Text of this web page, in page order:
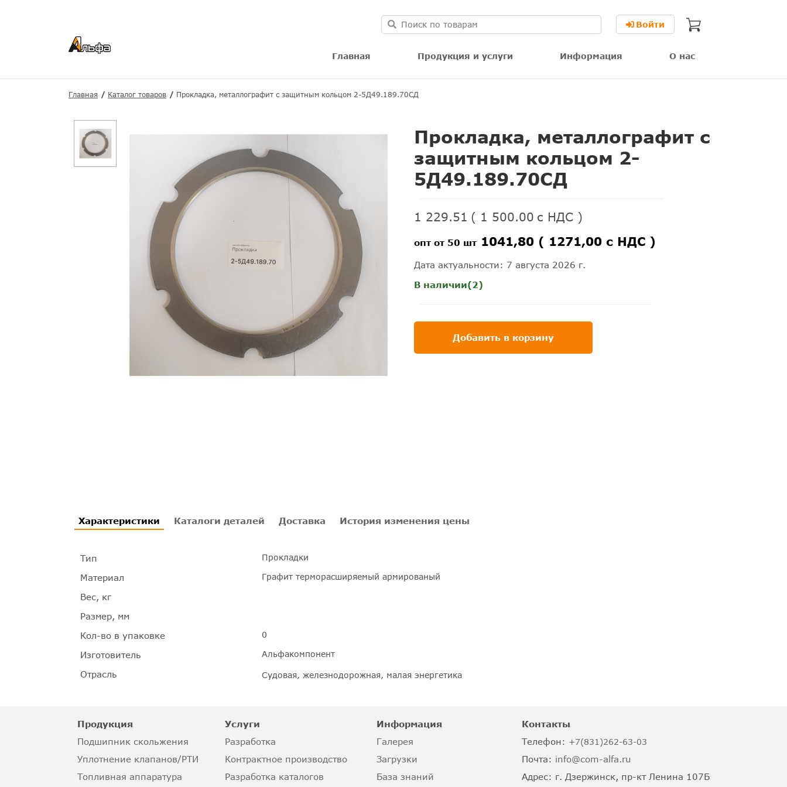
Войти
Главная Продукция и услуги Информация О нас
Главная Каталог товаров Прокладка, металлографит с защитным кольцом 2-5Д49.189.70СД
Прокладка, металлографит с
защитным кольцом 2-
5Д49.189.70СД
1 229.51 ( 1 500.00 с НДС )
опт от 50 шт 1041,80 ( 1271,00 с НДС )
Дата актуальности: 7 августа 2026 г.
В наличии(2)
Добавить в корзину
Характеристики Каталоги деталей Доставка История изменения цены
Тип Прокладки
Материал Графит терморасширяемый армированый
Вес, кг
Размер, мм
Кол-во в упаковке
0
Изготовитель Альфакомпонент
Отрасль Судовая, железнодорожная, малая энергетика
Продукция
Подшипник скольжения
Уплотнение клапанов/РТИ
Топливная аппаратура
Услуги
Разработка
Контрактное производство
Разработка каталогов
Информация
Галерея
Загрузки
База знаний
Контакты
Телефон: +7(831)262-63-03
Почта: info@com-alfa.ru
Адрес: г. Дзержинск, пр-кт Ленина 107Б